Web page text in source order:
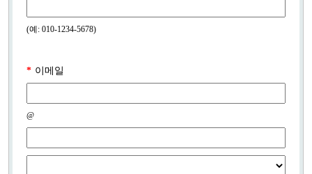
(예: 010-1234-5678)
* 이메일
@